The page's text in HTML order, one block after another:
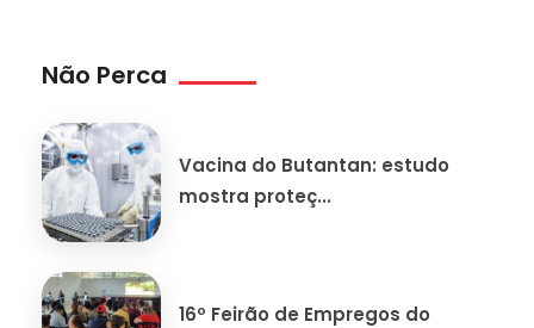
Não Perca
Vacina do Butantan: estudo
mostra proteç...
16º Feirão de Empregos do